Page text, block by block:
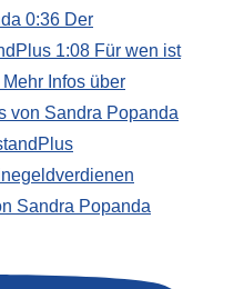
Sandra Popanda